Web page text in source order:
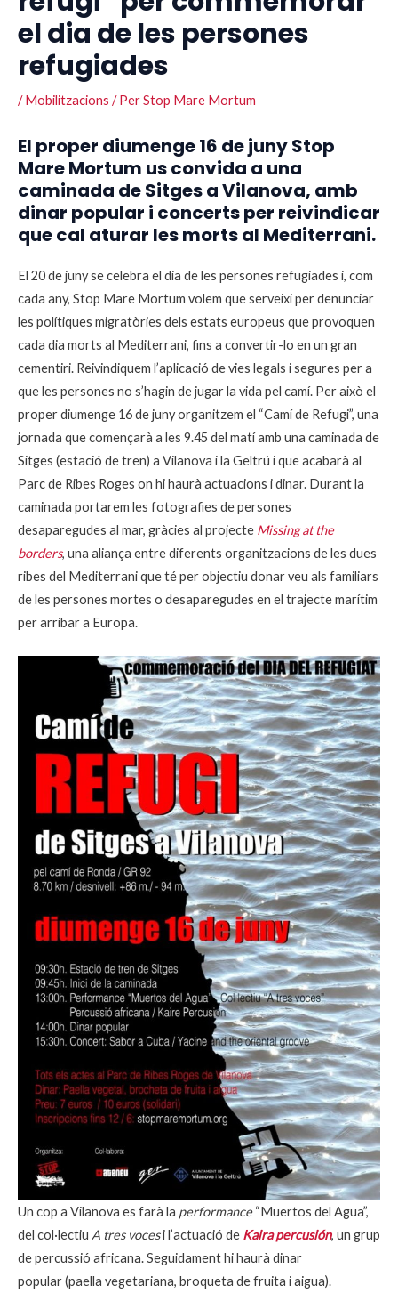
el dia de les persones
refugiades
/Mobilitzacions / PerStop Mare Mortum
El proper diumenge 16 de juny Stop
Mare Mortum us convida a una
caminada de Sitges a Vilanova, amb
dinar popular i concerts per reivindicar
que cal aturar les morts al Mediterrani.
El 20 de juny se celebra el dia de les persones refugiades i, com
cada any, Stop Mare Mortum volem que serveixi per denunciar
les polítiques migratòries dels estats europeus que provoquen
cada dia morts al Mediterrani, fins a convertir-lo en un gran
cementiri. Reivindiquem l’aplicació de vies legals i segures per a
que les persones no s’hagin de jugar la vida pel camí. Per això el
proper diumenge 16 de juny organitzem el “Camí de Refugi”, una
jornada que començarà a les 9.45 del matí amb una caminada de
Sitges (estació de tren) a Vilanova i la Geltrú i que acabarà al
Parc de Ribes Roges on hi haurà actuacions i dinar. Durant la
caminada portarem les fotografies de persones
desaparegudes al mar, gràcies al projecte Missing at the
borders, una aliança entre diferents organitzacions de les dues
ribes del Mediterrani que té per objectiu donar veu als familiars
de les persones mortes o desaparegudes en el trajecte marítim
per arribar a Europa.
Un cop a Vilanova es farà la performance“Muertos del Agua”,
del col·lectiu A tres vocesi l’actuació de Kaira percusión, un grup
de percussió africana. Seguidament hi haurà dinar
popular (paella vegetariana, broqueta de fruita i aigua).